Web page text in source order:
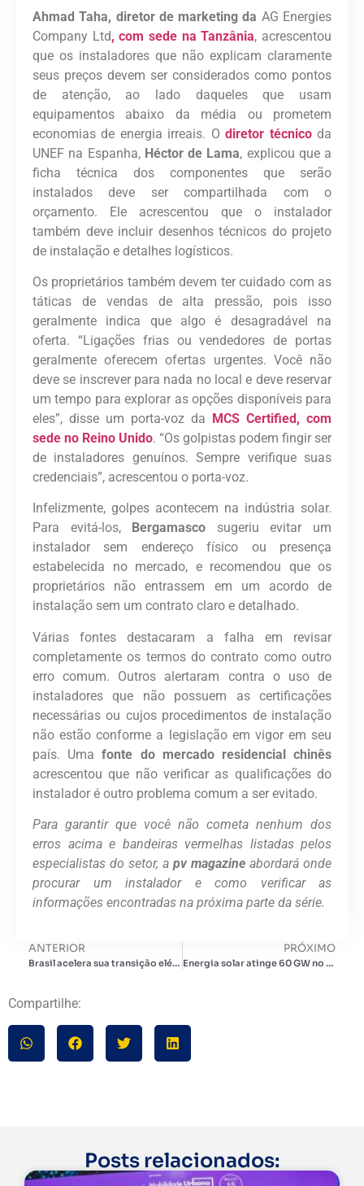
Ahmad Taha, diretor de marketing da AG Energies
Company Ltd, com sede na Tanzânia, acrescentou
que os instaladores que não explicam claramente
seus preços devem ser considerados como pontos
de atenção, ao lado daqueles que usam
equipamentos abaixo da média ou prometem
economias de energia irreais. O diretor técnicoda
UNEF na Espanha, Héctor de Lama, explicou que a
ficha técnica dos componentes que serão
instalados deve ser compartilhada com o
orçamento. Ele acrescentou que o instalador
também deve incluir desenhos técnicos do projeto
de instalação e detalhes logísticos.
Os proprietários também devem ter cuidado com as
táticas de vendas de alta pressão, pois isso
geralmente indica que algo é desagradável na
oferta. “Ligações frias ou vendedores de portas
geralmente oferecem ofertas urgentes. Você não
deve se inscrever para nada no local e deve reservar
um tempo para explorar as opções disponíveis para
eles”, disse um porta-voz da MCS Certified, com
sede no Reino Unido. “Os golpistas podem fingir ser
de instaladores genuínos. Sempre verifique suas
credenciais”, acrescentou o porta-voz.
Infelizmente, golpes acontecem na indústria solar.
Para evitá-los,
Bergamasco sugeriu evitar um
instalador sem endereço físico ou presença
estabelecida no mercado, e recomendou que os
proprietários não entrassem em um acordo de
instalação sem um contrato claro e detalhado.
Várias fontes destacaram a falha em revisar
completamente os termos do contrato como outro
erro comum. Outros alertaram contra o uso de
instaladores que não possuem as certificações
necessárias ou cujos procedimentos de instalação
não estão conforme a legislação em vigor em seu
país. Umafonte do mercado residencial chinês
acrescentou que não verificar as qualificações do
instalador é outro problema comum a ser evitado.
Para garantir que você não cometa nenhum dos
erros acima e bandeiras vermelhas listadas pelos
especialistas do setor, a pv magazine abordará onde
procurar um instalador e como verificar as
informações encontradas na próxima parte da série.
ANTERIOR
Brasil acelera sua transição elétrica: crescimento recorde em julho de 2025
PRÓXIMO
Energia solar atinge 60 GW no Brasil
Compartilhe:
Posts relacionados: